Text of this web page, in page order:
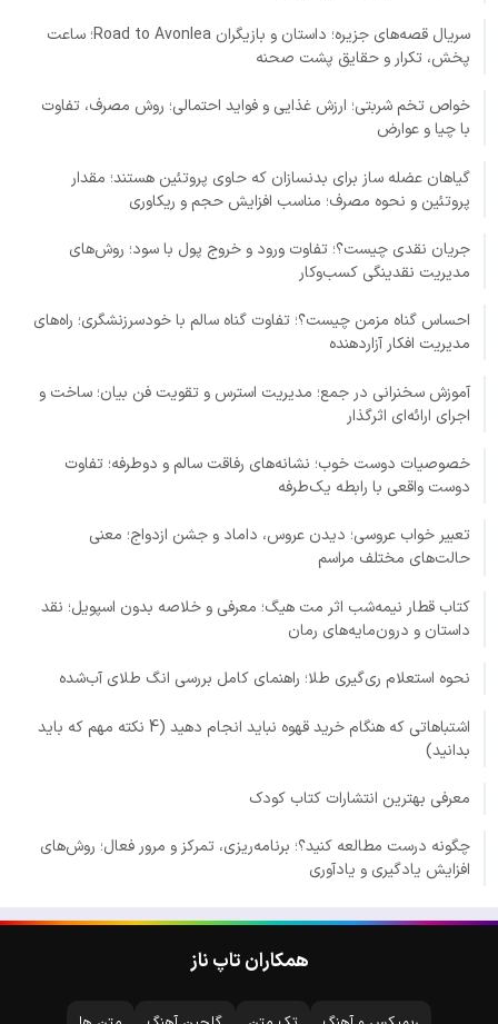
سریال قصه‌های جزیره؛ داستان و بازیگران Road to Avonlea؛ ساعت
پخش، تکرار و حقایق پشت صحنه
خواص تخم شربتی؛ ارزش غذایی و فواید احتمالی؛ روش مصرف، تفاوت
با چیا و عوارض
گیاهان عضله ساز برای بدنسازان که حاوی پروتئین هستند؛ مقدار
پروتئین و نحوه مصرف؛ مناسب افزایش حجم و ریکاوری
جریان نقدی چیست؟؛ تفاوت ورود و خروج پول با سود؛ روش‌های
مدیریت نقدینگی کسب‌وکار
احساس گناه مزمن چیست؟؛ تفاوت گناه سالم با خودسرزنشگری؛ راه‌های
مدیریت افکار آزاردهنده
آموزش سخنرانی در جمع؛ مدیریت استرس و تقویت فن بیان؛ ساخت و
اجرای ارائه‌ای اثرگذار
خصوصیات دوست خوب؛ نشانه‌های رفاقت سالم و دوطرفه؛ تفاوت
دوست واقعی با رابطه یک‌طرفه
تعبیر خواب عروسی؛ دیدن عروس، داماد و جشن ازدواج؛ معنی
حالت‌های مختلف مراسم
کتاب قطار نیمه‌شب اثر مت هیگ؛ معرفی و خلاصه بدون اسپویل؛ نقد
داستان و درون‌مایه‌های رمان
نحوه استعلام ری‌گیری طلا؛ راهنمای کامل بررسی انگ طلای آب‌شده
اشتباهاتی که هنگام خرید قهوه نباید انجام دهید (4 نکته مهم که باید
بدانید)
معرفی بهترین انتشارات کتاب کودک
چگونه درست مطالعه کنید؟؛ برنامه‌ریزی، تمرکز و مرور فعال؛ روش‌های
افزایش یادگیری و یادآوری
همکاران تاپ ناز